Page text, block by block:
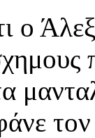
ο